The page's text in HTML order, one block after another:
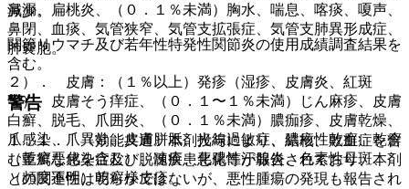
減少。
関節リウマチ及び若年性特発性関節炎の使用成績調査結果を
含む。
警告
１．１． 〈効能共通〉本剤投与により、結核、敗血症を含
む重篤な感染症及び脱髄疾患悪化等が報告されており、本剤
との関連性は明らかではないが、悪性腫瘍の発現も報告され
鼻漏、扁桃炎、（０．１％未満）胸水、喘息、喀痰、嗄声、
鼻閉、血痰、気管狭窄、気管支拡張症、気管支肺異形成症、
肺嚢胞。
２）． 皮膚：（１％以上）発疹（湿疹、皮膚炎、紅斑
等）、皮膚そう痒症、（０．１〜１％未満）じん麻疹、皮膚
白癬、脱毛、爪囲炎、（０．１％未満）膿痂疹、皮膚乾燥、
爪感染、爪異常、皮膚胼胝、光線過敏症、膿疱性乾癬、乾癬
（乾癬悪化を含む）、凍瘡、化膿性汗腺炎、色素性母斑、
（頻度不明）乾癬様皮疹。